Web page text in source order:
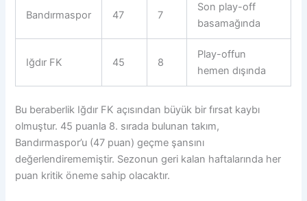
Bandırmaspor 47 7
Son play-off
basamağında
Iğdır FK 45 8
Play-offun
hemen dışında
Bu beraberlik Iğdır FK açısından büyük bir fırsat kaybı
olmuştur. 45 puanla 8. sırada bulunan takım,
Bandırmaspor’u (47 puan) geçme şansını
değerlendirememiştir. Sezonun geri kalan haftalarında her
puan kritik öneme sahip olacaktır.